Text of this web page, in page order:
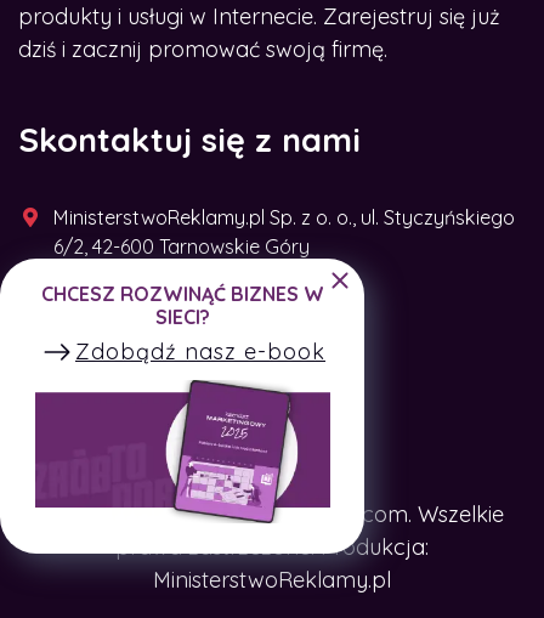
produkty i usługi w Internecie. Zarejestruj się już
dziś i zacznij promować swoją firmę.
Skontaktuj się z nami
MinisterstwoReklamy.pl Sp. z o. o., ul. Styczyńskiego
6/2, 42-600 Tarnowskie Góry
+48 791 493 287
Copyright © SpotTheCompany.com. Wszelkie
prawa zastrzeżone. Produkcja:
MinisterstwoReklamy.pl
CHCESZ ROZWINĄĆ BIZNES W
SIECI?
Zdobądź nasz e-book